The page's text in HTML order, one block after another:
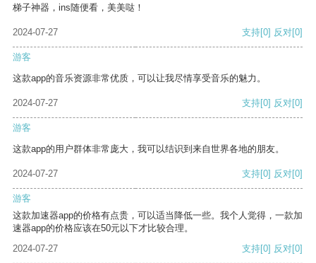
梯子神器，ins随便看，美美哒！
2024-07-27 支持[0] 反对[0]
游客
这款app的音乐资源非常优质，可以让我尽情享受音乐的魅力。
2024-07-27 支持[0] 反对[0]
游客
这款app的用户群体非常庞大，我可以结识到来自世界各地的朋友。
2024-07-27 支持[0] 反对[0]
游客
这款加速器app的价格有点贵，可以适当降低一些。我个人觉得，一款加
速器app的价格应该在50元以下才比较合理。
2024-07-27
支持[0] 反对[0]